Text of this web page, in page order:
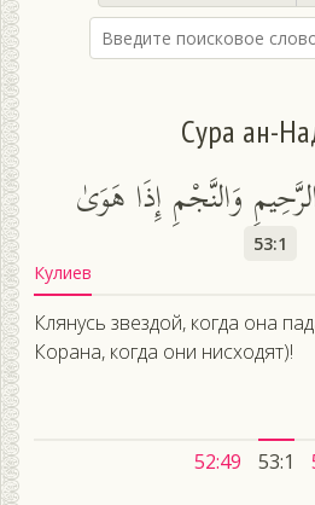
Сура ан-
وَالنَّجْمِ إِذَا هَوَىٰ
53:1
Кулиев
Клянусь звездой, когда она
Корана, когда они нисходят)!
52:49 53:1